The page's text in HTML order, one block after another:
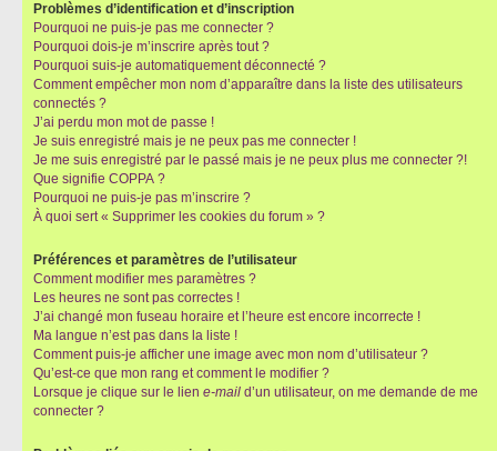
Problèmes d’identification et d’inscription
Pourquoi ne puis-je pas me connecter ?
Pourquoi dois-je m’inscrire après tout ?
Pourquoi suis-je automatiquement déconnecté ?
Comment empêcher mon nom d’apparaître dans la liste des utilisateurs
connectés ?
J’ai perdu mon mot de passe !
Je suis enregistré mais je ne peux pas me connecter !
Je me suis enregistré par le passé mais je ne peux plus me connecter ?!
Que signifie COPPA ?
Pourquoi ne puis-je pas m’inscrire ?
À quoi sert « Supprimer les cookies du forum » ?
Préférences et paramètres de l’utilisateur
Comment modifier mes paramètres ?
Les heures ne sont pas correctes !
J’ai changé mon fuseau horaire et l’heure est encore incorrecte !
Ma langue n’est pas dans la liste !
Comment puis-je afficher une image avec mon nom d’utilisateur ?
Qu’est-ce que mon rang et comment le modifier ?
Lorsque je clique sur le lien e-mail d’un utilisateur, on me demande de me
connecter ?